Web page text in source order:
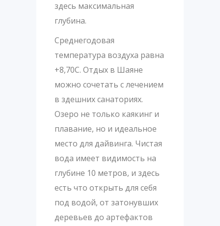
здесь максимальная
глубина.
Среднегодовая
температура воздуха равна
+8,70С. Отдых в Шаяне
можно сочетать с лечением
в здешних санаториях.
Озеро не только каякинг и
плавание, но и идеальное
место для дайвинга. Чистая
вода имеет видимость на
глубине 10 метров, и здесь
есть что открыть для себя
под водой, от затонувших
деревьев до артефактов